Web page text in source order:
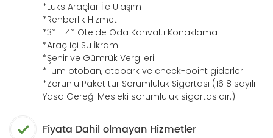
*Lüks Araçlar İle Ulaşım
*Rehberlik Hizmeti
*3* - 4* Otelde Oda Kahvaltı Konaklama
*Araç içi Su İkramı
*Şehir ve Gümrük Vergileri
*Tüm otoban, otopark ve check-point giderleri
*Zorunlu Paket tur Sorumluluk Sigortası (1618 sayılı
Yasa Gereği Mesleki sorumluluk sigortasıdır.)
Fiyata Dahil olmayan Hizmetler